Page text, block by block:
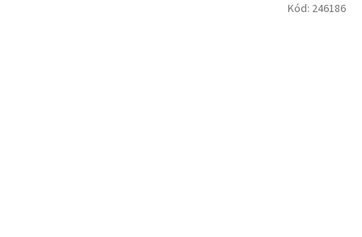
Kód: 246186